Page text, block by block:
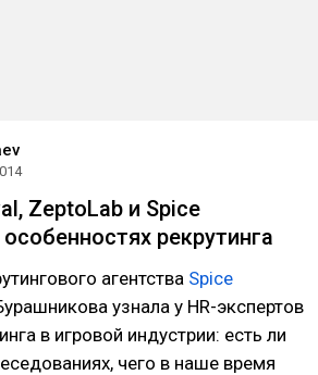
ZeptoLab и Spice
рекрутинга
агентства Spice
узнала у HR-экспертов
в игровой индустрии: есть ли
чего в наше время